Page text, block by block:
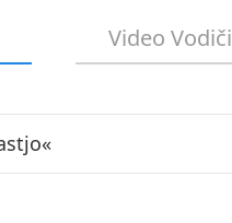
Video Vodiči